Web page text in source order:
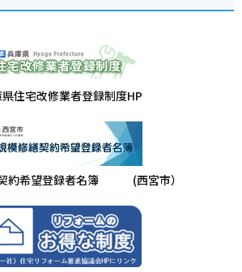
住宅改修業者登録制度HP
約希望登録者名簿 (西宮市）